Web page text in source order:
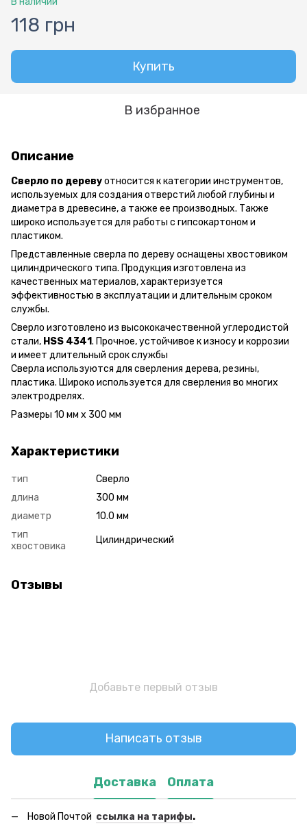
118 грн
Купить
В избранное
Описание
Сверло по деревуотносится к категории инструментов,
используемых для создания отверстий любой глубины и
диаметра в древесине, а также ее производных. Также
широко используется для работы с гипсокартоном и
пластиком.
Представленные сверла по дереву оснащены хвостовиком
цилиндрического типа. Продукция изготовлена ​​из
качественных материалов, характеризуется
эффективностью в эксплуатации и длительным сроком
службы.
Сверло изготовлено из высококачественной углеродистой
стали, HSS 4341. Прочное, устойчивое к износу и коррозии
и имеет длительный срок службы
Сверла используются для сверления дерева, резины,
пластика. Широко используется для сверления во многих
электродрелях.
Размеры 10 мм х 300 мм
Характеристики
тип
Сверло
длина
300 мм
диаметр
10.0 мм
тип
хвостовика
Цилиндрический
Отзывы
Добавьте первый отзыв
Написать отзыв
Доставка Оплата
Новой Почтой ссылка на тарифы.